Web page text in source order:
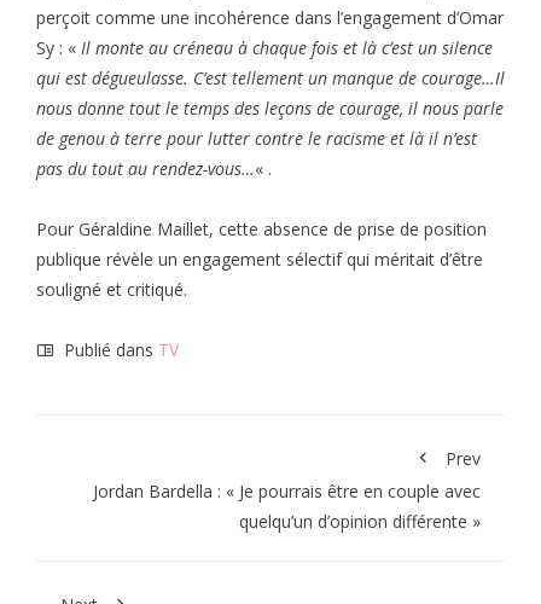
perçoit comme une incohérence dans l’engagement d’Omar
Sy : « Il monte au créneau à chaque fois et là c’est un silence
qui est dégueulasse. C’est tellement un manque de courage…Il
nous donne tout le temps des leçons de courage, il nous parle
de genou à terre pour lutter contre le racisme et là il n’est
pas du tout au rendez-vous…« .
Pour Géraldine Maillet, cette absence de prise de position
publique révèle un engagement sélectif qui méritait d’être
souligné et critiqué.
Publié dans TV
Prev
Jordan Bardella : « Je pourrais être en couple avec
quelqu’un d’opinion différente »